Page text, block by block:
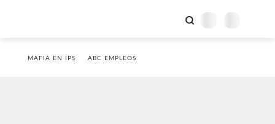
MAFIA EN IPS ABC EMPLEOS